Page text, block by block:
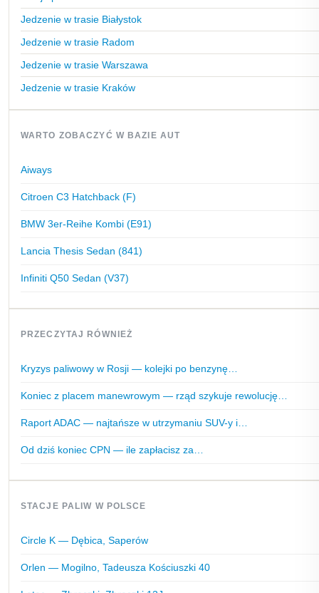
Jedzenie w trasie Białystok
Jedzenie w trasie Radom
Jedzenie w trasie Warszawa
Jedzenie w trasie Kraków
WARTO ZOBACZYĆ W BAZIE AUT
Aiways
Citroen C3 Hatchback (F)
BMW 3er-Reihe Kombi (E91)
Lancia Thesis Sedan (841)
Infiniti Q50 Sedan (V37)
PRZECZYTAJ RÓWNIEŻ
Kryzys paliwowy w Rosji — kolejki po benzynę…
Koniec z placem manewrowym — rząd szykuje rewolucję…
Raport ADAC — najtańsze w utrzymaniu SUV-y i…
Od dziś koniec CPN — ile zapłacisz za…
STACJE PALIW W POLSCE
Circle K — Dębica, Saperów
Orlen — Mogilno, Tadeusza Kościuszki 40